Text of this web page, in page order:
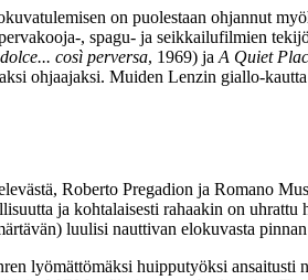
on puolestaan ohjannut
spagu‑ ja seikkailufilmien
così perversa, 1969) ja A Quiet
ohjaajaksi. Muiden Lenzin giallo-
Roberto Pregadion ja Romano
ja kohtalaisesti rahaakin on
luulisi nauttivan elokuvasta
lyömättömäksi huipputyöksi ansaitusti